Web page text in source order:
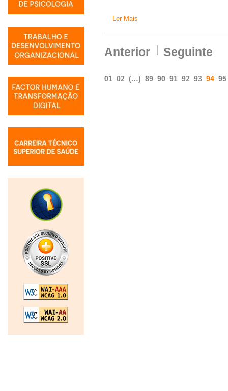
Ler Mais
Anterior Seguinte
01 02 (…) 89 90 91 92 93 94 95